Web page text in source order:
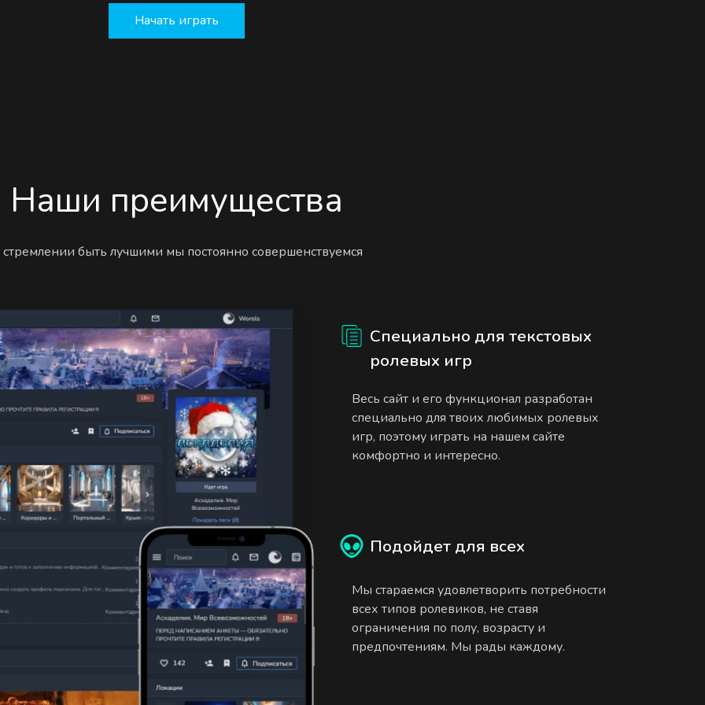
Начать играть
Наши преимущества
быть лучшими мы постоянно совершенствуемся
Специально для текстовых
ролевых игр
Весь сайт и его функционал разработан
специально для твоих любимых ролевых
игр, поэтому играть на нашем сайте
комфортно и интересно.
Подойдет для всех
Мы стараемся удовлетворить потребности
всех типов ролевиков, не ставя
ограничения по полу, возрасту и
предпочтениям. Мы рады каждому.